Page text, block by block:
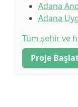
Adana
Adana
Tüm şehir ve
Proje